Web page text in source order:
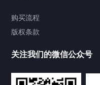
Chiller气体控温系统
购买流程
版权条款
关注我们的微信公众号